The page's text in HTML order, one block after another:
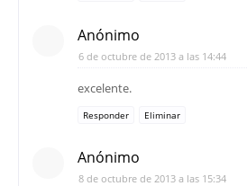
Anónimo
6 de octubre de 2013 a las 14:44
excelente.
Responder Eliminar
Anónimo
8 de octubre de 2013 a las 15:34